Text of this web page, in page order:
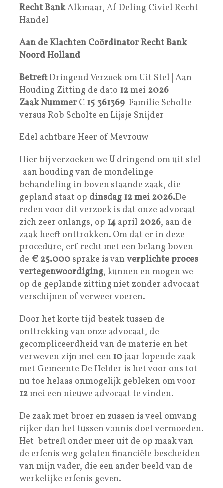
Recht BankAlkmaar, Af Deling Civiel Recht |
Handel
Aan de Klachten Coördinator Recht Bank
Noord Holland
BetreftDringend Verzoek om Uit Stel | Aan
Houding Zitting de dato 12mei 2026
Zaak Nummer C 15 361369 Familie Scholte
versus Rob Scholte en Lijsje Snijder
Edel achtbare Heer of Mevrouw
Hier bij verzoeken we U dringend om uit stel
| aan houding van de mondelinge
behandeling in boven staande zaak, die
gepland staat op dinsdag 12 mei 2026.De
reden voor dit verzoek is dat onze advocaat
zich zeer onlangs, op 14 april 2026, aan de
zaak heeft onttrokken. Om dat er in deze
procedure, erf recht met een belang boven
de € 25.000 sprake is van verplichte proces
vertegenwoordiging, kunnen en mogen we
op de geplande zitting niet zonder advocaat
verschijnen of verweer voeren.
Door het korte tijd bestek tussen de
onttrekking van onze advocaat, de
gecompliceerdheid van de materie en het
verweven zijn met een 10 jaar lopende zaak
met Gemeente De Helder is het voor ons tot
nu toe helaas onmogelijk gebleken om voor
12mei een nieuwe advocaat te vinden.
De zaak met broer en zussen is veel omvang
rijker dan het tussen vonnis doet vermoeden.
Het betreft onder meer uit de op maak van
de erfenis weg gelaten financiële bescheiden
van mijn vader, die een ander beeld van de
werkelijke erfenis geven.